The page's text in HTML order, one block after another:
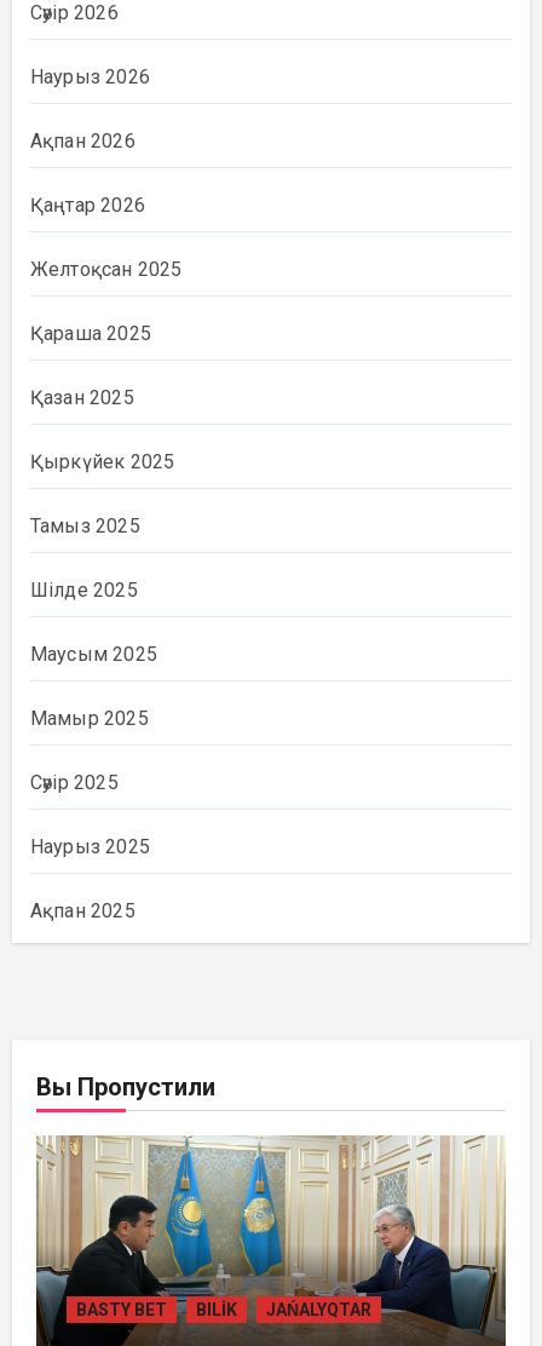
Сәуір 2026
Наурыз 2026
Ақпан 2026
Қаңтар 2026
Желтоқсан 2025
Қараша 2025
Қазан 2025
Қыркүйек 2025
Тамыз 2025
Шілде 2025
Маусым 2025
Мамыр 2025
Сәуір 2025
Наурыз 2025
Ақпан 2025
Вы Пропустили
BASTY BET BILİK JAŃALYQTAR